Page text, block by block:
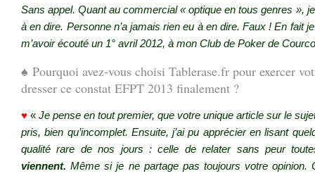
Sans appel.Quant au commercial « optique en tous genres », je
à en dire. Personne n’a jamais rien eu à en dire. Faux ! En fait
m’avoir écouté un 1° avril 2012, à mon Club de Poker de
♠ Pourquoi avez-vous choisi Tablerase.fr pour exercer
dresser ce constat EFPT 2013 finalement ?
♥ « Je pense en tout premier, que votre unique article sur le
pris, bien qu’incomplet. Ensuite, j’ai pu apprécier en lisant
qualité rare de nos jours : celle de relater sans peur
viennent. Même si je ne partage pas toujours votre opinion.